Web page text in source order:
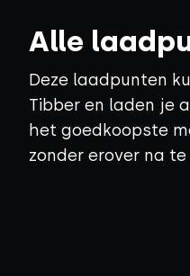
Alle
Deze laadpunten
Tibber en laden je
het goedkoopste
zonder erover na te